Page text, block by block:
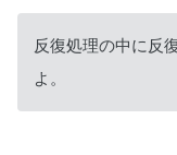
反復処理の中に反
よ。